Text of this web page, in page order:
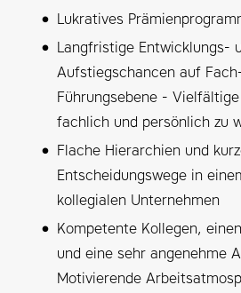
Lukratives
Langfristige Entwicklungs-
Aufstiegschancen auf
Führungsebene -
fachlich und persönlich zu
Flache Hierarchien und
Entscheidungswege in
kollegialen Unternehmen
Kompetente Kollegen,
und eine sehr angenehme
Motivierende